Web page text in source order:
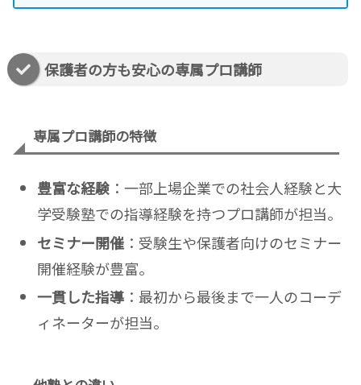
保護者の方も安心の専属プロ講師
専属プロ講師の特徴
豊富な経験：一部上場企業での社会人経験と大
学受験塾での指導経験を持つプロ講師が担当。
セミナー開催：受験生や保護者向けのセミナー
開催経験が豊富。
一貫した指導：最初から最後まで一人のコーデ
ィネーターが担当。